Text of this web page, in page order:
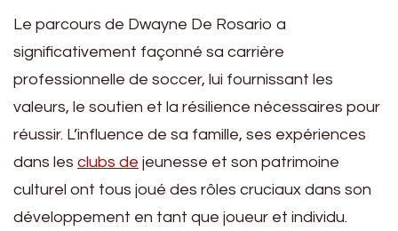
Le parcours de Dwayne De Rosario a
significativement façonné sa carrière
professionnelle de soccer, lui fournissant les
valeurs, le soutien et la résilience nécessaires pour
réussir. L’influence de sa famille, ses expériences
dans les clubs de jeunesse et son patrimoine
culturel ont tous joué des rôles cruciaux dans son
développement en tant que joueur et individu.